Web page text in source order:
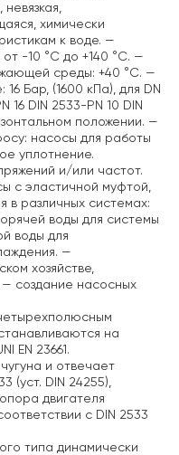
химически
к воде. —
-10 °C до +140 °C. —
среды: +40 °C. —
Бар, (1600 кПа), для DN
16 DIN 2533-PN 10 DIN
положении. —
насосы для работы
уплотнение.
и/или частот.
с эластичной муфтой,
в различных системах:
воды для системы
воды для
—
хозяйстве,
— создание насосных
на
EN 23661.
и отвечает
(уст. DIN 24255),
двигателя
с DIN 2533
типа динамически